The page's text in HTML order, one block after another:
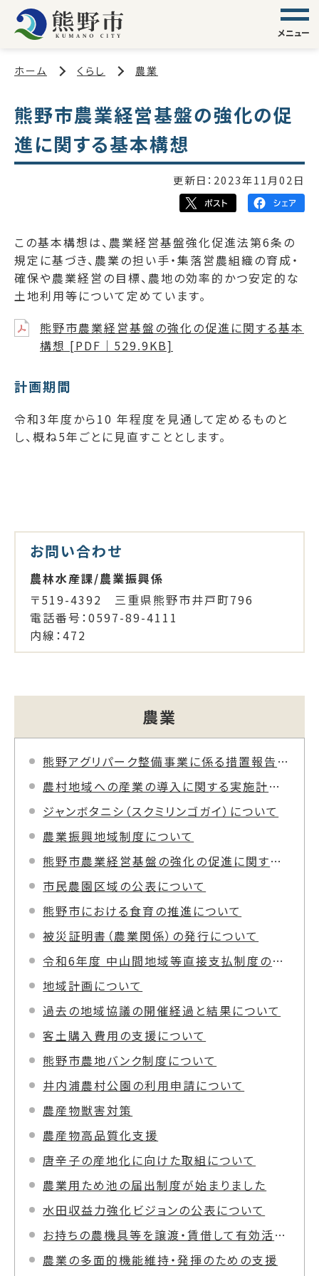
メニュー
ホーム くらし 農業
熊野市農業経営基盤の強化の促
進に関する基本構想
更新日： 2023年11月02日
この基本構想は、農業経営基盤強化促進法第6条の
規定に基づき、農業の担い手・集落営農組織の育成・
確保や農業経営の目標、農地の効率的かつ安定的な
土地利用等について定めています。
熊野市農業経営基盤の強化の促進に関する基本
構想 [PDF｜529.9KB]
計画期間
令和3年度から10 年程度を見通して定めるものと
し、概ね5年ごとに見直すこととします。
お問い合わせ
農林水産課/農業振興係
〒519-4392 三重県熊野市井戸町796
電話番号：0597-89-4111
内線：472
農業
熊野アグリパーク整備事業に係る措置報告書及び簡易的環境影響評価書(修正版)の公表
農村地域への産業の導入に関する実施計画書について
ジャンボタニシ（スクミリンゴガイ）について
農業振興地域制度について
熊野市農業経営基盤の強化の促進に関する基本構想
市民農園区域の公表について
熊野市における食育の推進について
被災証明書（農業関係）の発行について
令和6年度 中山間地域等直接支払制度の実施状況
地域計画について
過去の地域協議の開催経過と結果について
客土購入費用の支援について
熊野市農地バンク制度について
井内浦農村公園の利用申請について
農産物獣害対策
農産物高品質化支援
唐辛子の産地化に向けた取組について
農業用ため池の届出制度が始まりました
水田収益力強化ビジョンの公表について
お持ちの農機具等を譲渡・賃借して有効活用を図りませんか！
農業の多面的機能維持・発揮のための支援